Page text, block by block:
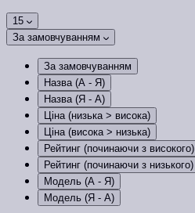
15
За замовчуванням
За замовчуванням
Назва (А - Я)
Назва (Я - А)
Ціна (низька > висока)
Ціна (висока > низька)
Рейтинг (починаючи з високого)
Рейтинг (починаючи з низького)
Модель (А - Я)
Модель (Я - А)